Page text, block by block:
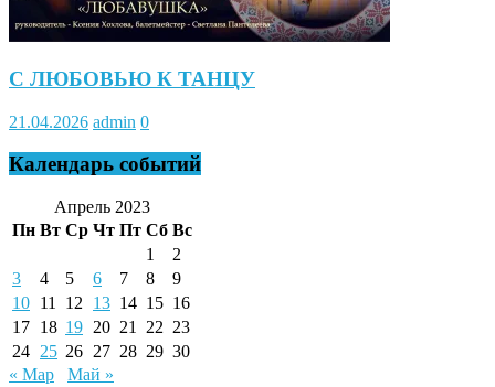
С ЛЮБОВЬЮ К ТАНЦУ
21.04.2026 admin 0
Календарь событий
Апрель 2023
Пн Вт Ср Чт Пт Сб Вс
1
2
3
4 5 6 7 8
9
10 11 12 13 14 15 16
17 18 19 20 21 22 23
24 25 26 27 28 29 30
« Мар
Май »